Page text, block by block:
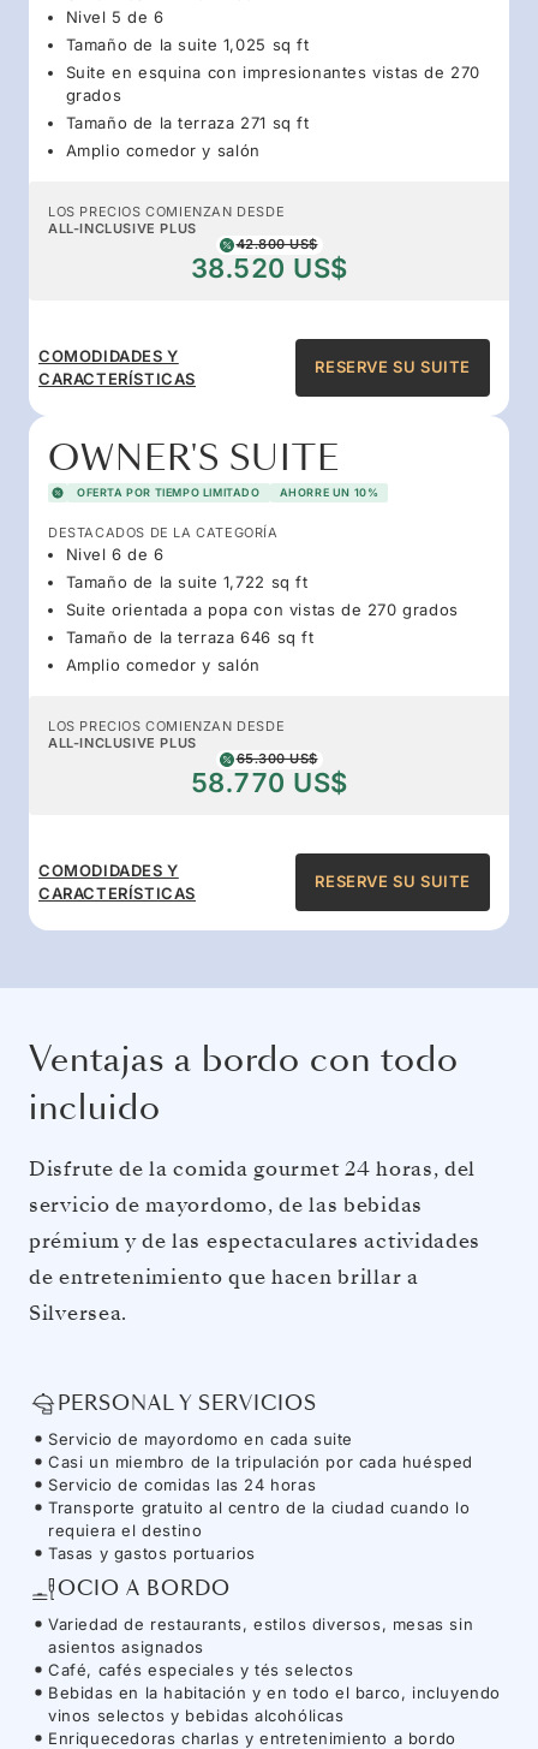
Nivel 5 de 6
Tamaño de la suite 1,025 sq ft
Suite en esquina con impresionantes vistas de 270
grados
Tamaño de la terraza 271 sq ft
Amplio comedor y salón
LOS PRECIOS COMIENZAN DESDE
ALL-INCLUSIVE PLUS
42.800 US$
38.520 US$
COMODIDADES Y
CARACTERÍSTICAS
RESERVE SU SUITE
OWNER'S SUITE
OFERTA POR TIEMPO LIMITADO AHORRE UN 10%
DESTACADOS DE LA CATEGORÍA
Nivel 6 de 6
Tamaño de la suite 1,722 sq ft
Suite orientada a popa con vistas de 270 grados
Tamaño de la terraza 646 sq ft
Amplio comedor y salón
LOS PRECIOS COMIENZAN DESDE
ALL-INCLUSIVE PLUS
65.300 US$
58.770 US$
COMODIDADES Y
CARACTERÍSTICAS
RESERVE SU SUITE
Ventajas a bordo con todo
incluido
Disfrute de la comida gourmet 24 horas, del
servicio de mayordomo, de las bebidas
prémium y de las espectaculares actividades
de entretenimiento que hacen brillar a
Silversea.
PERSONAL Y SERVICIOS
Servicio de mayordomo en cada suite
Casi un miembro de la tripulación por cada huésped
Servicio de comidas las 24 horas
Transporte gratuito al centro de la ciudad cuando lo
requiera el destino
Tasas y gastos portuarios
OCIO A BORDO
Variedad de restaurants, estilos diversos, mesas sin
asientos asignados
Café, cafés especiales y tés selectos
Bebidas en la habitación y en todo el barco, incluyendo
vinos selectos y bebidas alcohólicas
Enriquecedoras charlas y entretenimiento a bordo